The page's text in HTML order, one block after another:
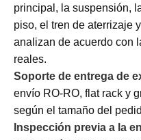
principal, la suspensión,
piso, el tren de aterrizaje
analizan de acuerdo con
reales.
Soporte de entrega de
envío RO-RO, flat rack y
según el tamaño del
Inspección previa a la